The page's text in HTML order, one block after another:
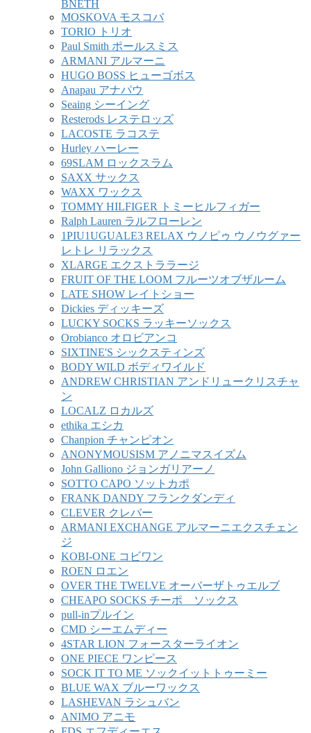
BNETH
MOSKOVA モスコバ
TORIO トリオ
Paul Smith ポールスミス
ARMANI アルマーニ
HUGO BOSS ヒューゴボス
Anapau アナパウ
Seaing シーイング
Resterods レステロッズ
LACOSTE ラコステ
Hurley ハーレー
69SLAM ロックスラム
SAXX サックス
WAXX ワックス
TOMMY HILFIGER トミーヒルフィガー
Ralph Lauren ラルフローレン
1PIU1UGUALE3 RELAX ウノピゥ ウノウグァー
レトレ リラックス
XLARGE エクストララージ
FRUIT OF THE LOOM フルーツオブザルーム
LATE SHOW レイトショー
Dickies ディッキーズ
LUCKY SOCKS ラッキーソックス
Orobianco オロビアンコ
SIXTINE'S シックスティンズ
BODY WILD ボディワイルド
ANDREW CHRISTIAN アンドリュークリスチャ
ン
LOCALZ ロカルズ
ethika エシカ
Chanpion チャンピオン
ANONYMOUSISM アノニマスイズム
John Galliono ジョンガリアーノ
SOTTO CAPO ソットカポ
FRANK DANDY フランクダンディ
CLEVER クレバー
ARMANI EXCHANGE アルマーニエクスチェン
ジ
KOBI-ONE コビワン
ROEN ロエン
OVER THE TWELVE オーバーザトゥエルブ
CHEAPO SOCKS チーポ ソックス
pull-inプルイン
CMD シーエムディー
4STAR LION フォースターライオン
ONE PIECE ワンピース
SOCK IT TO ME ソックイットトゥーミー
BLUE WAX ブルーワックス
LASHEVAN ラシュバン
ANIMO アニモ